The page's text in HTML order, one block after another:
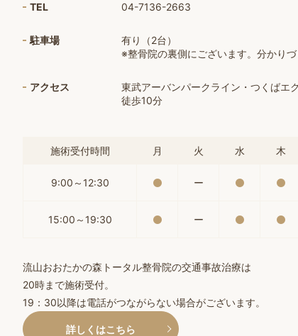
TEL 04-7136-2663
駐車場
有り（2台）
※整骨院の裏側にございます。分かり
アクセス
東武アーバンパークライン・つくばエ
徒歩10分
施術受付時間 月 火 水 木
9:00～12:30 ー
15:00～19:30 ー
流山おおたかの森トータル整骨院の交通事故治療は
20時まで施術受付。
19：30以降は電話がつながらない場合がございます。
詳しくはこちら